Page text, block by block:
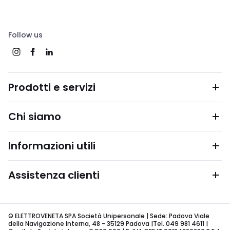
Follow us
Prodotti e servizi
Chi siamo
Informazioni utili
Assistenza clienti
© ELETTROVENETA SPA Società Unipersonale | Sede: Padova Viale
della Navigazione Interna, 48 - 35129 Padova |Tel. 049 981 4611 |